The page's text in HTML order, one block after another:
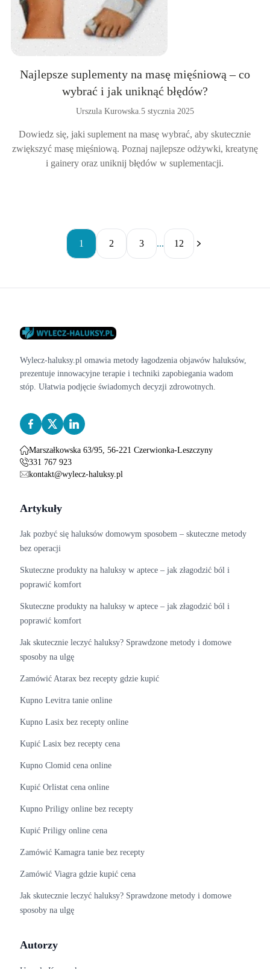
Najlepsze suplementy na masę mięśniową – co
wybrać i jak uniknąć błędów?
Urszula Kurowska.5 stycznia 2025
Dowiedz się, jaki suplement na masę wybrać, aby skutecznie
zwiększyć masę mięśniową. Poznaj najlepsze odżywki, kreatynę
i gainery oraz uniknij błędów w suplementacji.
1 2 3 ... 12
Wylecz-haluksy.pl omawia metody łagodzenia objawów haluksów,
prezentuje innowacyjne terapie i techniki zapobiegania wadom
stóp. Ułatwia podjęcie świadomych decyzji zdrowotnych.
Marszałkowska 63/95, 56-221 Czerwionka-Leszczyny
331 767 923
kontakt@wylecz-haluksy.pl
Artykuły
Jak pozbyć się haluksów domowym sposobem – skuteczne metody
bez operacji
Skuteczne produkty na haluksy w aptece – jak złagodzić ból i
poprawić komfort
Skuteczne produkty na haluksy w aptece – jak złagodzić ból i
poprawić komfort
Jak skutecznie leczyć haluksy? Sprawdzone metody i domowe
sposoby na ulgę
Zamówić Atarax bez recepty gdzie kupić
Kupno Levitra tanie online
Kupno Lasix bez recepty online
Kupić Lasix bez recepty cena
Kupno Clomid cena online
Kupić Orlistat cena online
Kupno Priligy online bez recepty
Kupić Priligy online cena
Zamówić Kamagra tanie bez recepty
Zamówić Viagra gdzie kupić cena
Jak skutecznie leczyć haluksy? Sprawdzone metody i domowe
sposoby na ulgę
Autorzy